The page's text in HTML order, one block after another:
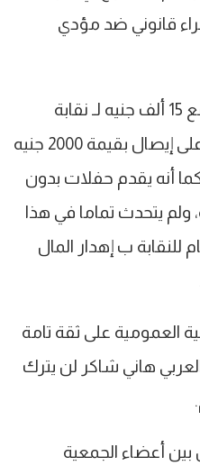
قانوني ضد مؤدي
جاء ذلك بعد أن صرح أنه يدفع 15 ألف جنيه لـ نقابة
المهن الموسيقية ويحصل على إيصال بقيمة 2000 جنيه
أنه يقدم حفلات بدون
ولم يتحدث تماما في هذا
للنقابة ب إهدار المال
العمومية على ثقة تامة
العربي هاني شاكر لن يترك
أعضاء الجمعية